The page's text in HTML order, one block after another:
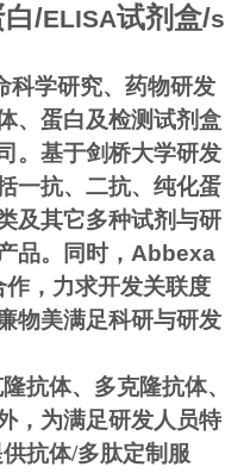
白/ELISA试剂盒/s
科学研究、药物研发
、蛋白及检测试剂盒
。基于剑桥大学研发
一抗、二抗、纯化蛋
及其它多种试剂与研
品。同时， Abbexa
，力求开发关联度
物美满足科研与研发
抗体、多克隆抗体、
，为满足研发人员特
抗体/多肽定制服